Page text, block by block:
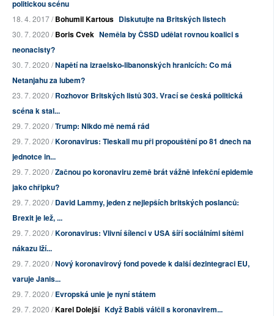
politickou scénu
18. 4. 2017 /Bohumil Kartous Diskutujte na Britských listech
30. 7. 2020 /Boris Cvek Neměla by ČSSD udělat rovnou koalici s
neonacisty?
30. 7. 2020 /Napětí na izraelsko-libanonských hranicích: Co má
Netanjahu za lubem?
23. 7. 2020 /Rozhovor Britských listů 303. Vrací se česká politická
scéna k stal...
29. 7. 2020 /Trump: NIkdo mě nemá rád
29. 7. 2020 /Koronavirus: Tleskali mu při propouštění po 81 dnech na
jednotce in...
29. 7. 2020 /Začnou po koronaviru země brát vážně infekční epidemie
jako chřipku?
29. 7. 2020 /David Lammy, jeden z nejlepších britských poslanců:
Brexit je lež, ...
29. 7. 2020 /Koronavirus: Vlivní šílenci v USA šíří sociálními sítěmi
nákazu lží...
29. 7. 2020 /Nový koronavirový fond povede k další dezintegraci EU,
varuje Janis...
29. 7. 2020 /Evropská unie je nyní státem
29. 7. 2020 /Karel Dolejší Když Babiš válčil s koronavirem...